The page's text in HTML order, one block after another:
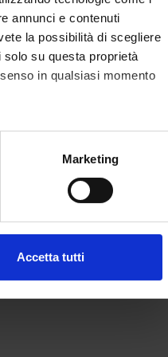
annunci e contenuti
la possibilità di scegliere
su questa proprietà
in qualsiasi momento
metro,Marketing
Accetta tutti
e Civiltà